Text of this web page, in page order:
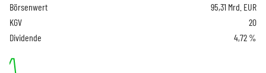
Börsenwert
95,31 Mrd. EUR
KGV
20
Dividende
4,72 %